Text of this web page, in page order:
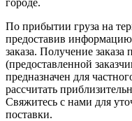
По прибытии груза на
предоставив
заказа. Получение
(предоставленной
предназначен для
рассчитать
Свяжитесь с нами для
поставки.